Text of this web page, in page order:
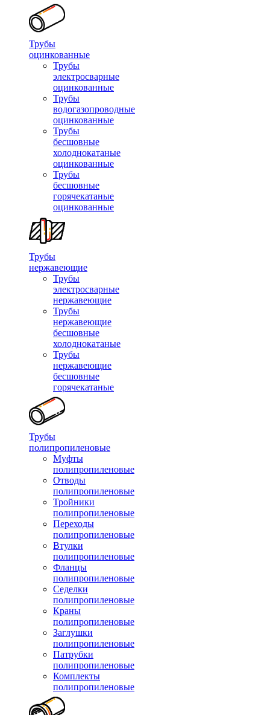
Трубы
оцинкованные
Трубы
электросварные
оцинкованные
Трубы
водогазопроводные
оцинкованные
Трубы
бесшовные
холоднокатаные
оцинкованные
Трубы
бесшовные
горячекатаные
оцинкованные
Трубы
нержавеющие
Трубы
электросварные
нержавеющие
Трубы
нержавеющие
бесшовные
холоднокатаные
Трубы
нержавеющие
бесшовные
горячекатаные
Трубы
полипропиленовые
Муфты
полипропиленовые
Отводы
полипропиленовые
Тройники
полипропиленовые
Переходы
полипропиленовые
Втулки
полипропиленовые
Фланцы
полипропиленовые
Седелки
полипропиленовые
Краны
полипропиленовые
Заглушки
полипропиленовые
Патрубки
полипропиленовые
Комплекты
полипропиленовые